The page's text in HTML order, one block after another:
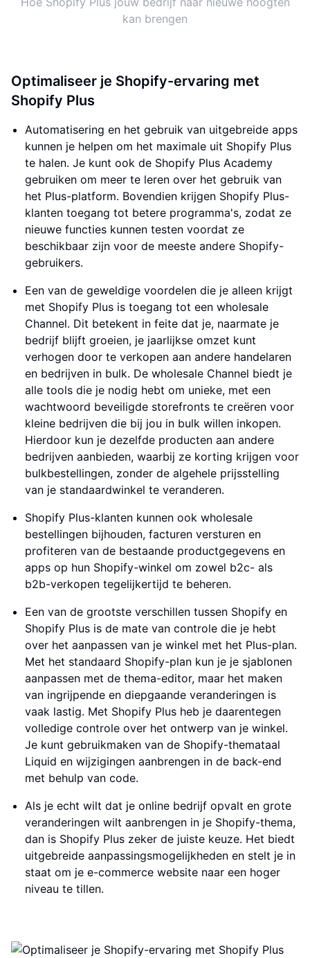
kan brengen
Optimaliseer je Shopify-ervaring met
Shopify Plus
Automatisering en het gebruik van uitgebreide apps
kunnen je helpen om het maximale uit Shopify Plus
te halen. Je kunt ook de Shopify Plus Academy
gebruiken om meer te leren over het gebruik van
het Plus-platform. Bovendien krijgen Shopify Plus-
klanten toegang tot betere programma's, zodat ze
nieuwe functies kunnen testen voordat ze
beschikbaar zijn voor de meeste andere Shopify-
gebruikers.
Een van de geweldige voordelen die je alleen krijgt
met Shopify Plus is toegang tot een wholesale
Channel. Dit betekent in feite dat je, naarmate je
bedrijf blijft groeien, je jaarlijkse omzet kunt
verhogen door te verkopen aan andere handelaren
en bedrijven in bulk. De wholesale Channel biedt je
alle tools die je nodig hebt om unieke, met een
wachtwoord beveiligde storefronts te creëren voor
kleine bedrijven die bij jou in bulk willen inkopen.
Hierdoor kun je dezelfde producten aan andere
bedrijven aanbieden, waarbij ze korting krijgen voor
bulkbestellingen, zonder de algehele prijsstelling
van je standaardwinkel te veranderen.
Shopify Plus-klanten kunnen ook wholesale
bestellingen bijhouden, facturen versturen en
profiteren van de bestaande productgegevens en
apps op hun Shopify-winkel om zowel b2c- als
b2b-verkopen tegelijkertijd te beheren.
Een van de grootste verschillen tussen Shopify en
Shopify Plus is de mate van controle die je hebt
over het aanpassen van je winkel met het Plus-plan.
Met het standaard Shopify-plan kun je je sjablonen
aanpassen met de thema-editor, maar het maken
van ingrijpende en diepgaande veranderingen is
vaak lastig. Met Shopify Plus heb je daarentegen
volledige controle over het ontwerp van je winkel.
Je kunt gebruikmaken van de Shopify-themataal
Liquid en wijzigingen aanbrengen in de back-end
met behulp van code.
Als je echt wilt dat je online bedrijf opvalt en grote
veranderingen wilt aanbrengen in je Shopify-thema,
dan is Shopify Plus zeker de juiste keuze. Het biedt
uitgebreide aanpassingsmogelijkheden en stelt je in
staat om je e-commerce website naar een hoger
niveau te tillen.